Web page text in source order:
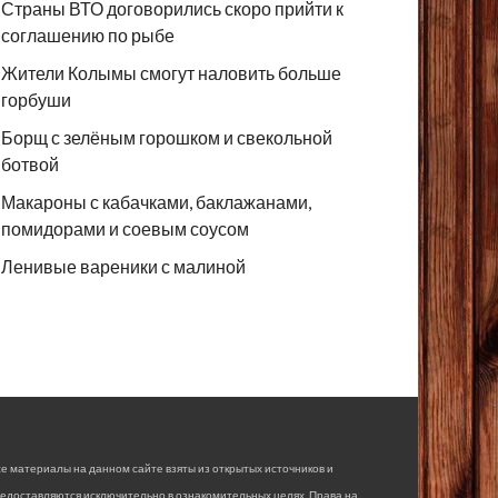
Страны ВТО договорились скоро прийти к
соглашению по рыбе
Жители Колымы смогут наловить больше
горбуши
Борщ с зелёным горошком и свекольной
ботвой
Макароны с кабачками, баклажанами,
помидорами и соевым соусом
Ленивые вареники с малиной
материалы на данном сайте взяты из открытых источников и
исключительно в ознакомительных целях. Права на